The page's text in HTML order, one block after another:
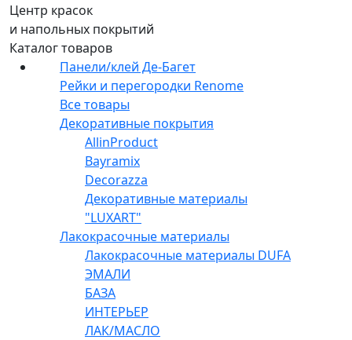
Центр красок
и напольных покрытий
Каталог товаров
Панели/клей Де-Багет
Рейки и перегородки Renome
Все товары
Декоративные покрытия
AllinProduct
Bayramix
Decorazza
Декоративные материалы
"LUXART"
Лакокрасочные материалы
Лакокрасочные материалы DUFA
ЭМАЛИ
БАЗА
ИНТЕРЬЕР
ЛАК/МАСЛО